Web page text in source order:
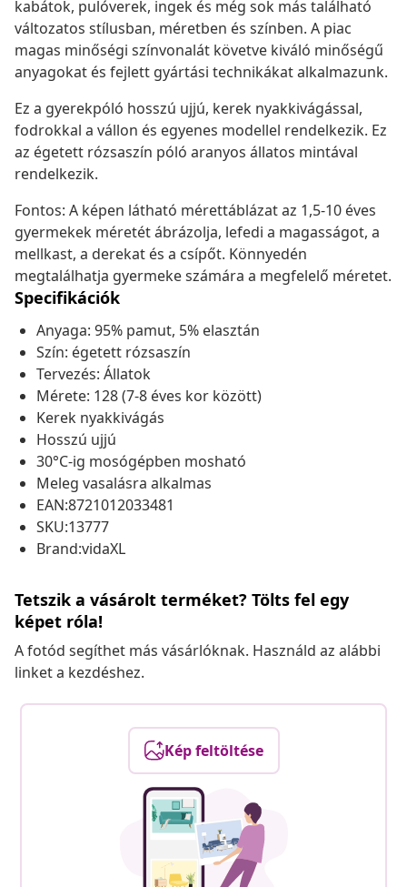
kabátok, pulóverek, ingek és még sok más található
változatos stílusban, méretben és színben. A piac
magas minőségi színvonalát követve kiváló minőségű
anyagokat és fejlett gyártási technikákat alkalmazunk.
Ez a gyerekpóló hosszú ujjú, kerek nyakkivágással,
fodrokkal a vállon és egyenes modellel rendelkezik. Ez
az égetett rózsaszín póló aranyos állatos mintával
rendelkezik.
Fontos: A képen látható mérettáblázat az 1,5-10 éves
gyermekek méretét ábrázolja, lefedi a magasságot, a
mellkast, a derekat és a csípőt. Könnyedén
megtalálhatja gyermeke számára a megfelelő méretet.
Specifikációk
Anyaga: 95% pamut, 5% elasztán
Szín: égetett rózsaszín
Tervezés: Állatok
Mérete: 128 (7-8 éves kor között)
Kerek nyakkivágás
Hosszú ujjú
30°C-ig mosógépben mosható
Meleg vasalásra alkalmas
EAN:8721012033481
SKU:13777
Brand:vidaXL
Tetszik a vásárolt terméket? Tölts fel egy
képet róla!
A fotód segíthet más vásárlóknak. Használd az alábbi
linket a kezdéshez.
Kép feltöltése